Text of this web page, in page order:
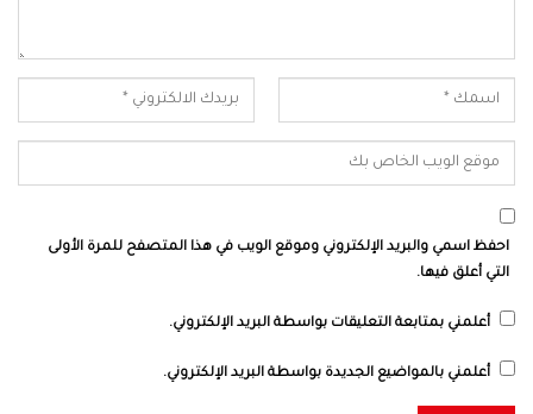
احفظ اسمي والبريد الإلكتروني وموقع الويب في هذا المتصفح للمرة الأولى
التي أعلق فيها.
أعلمني بمتابعة التعليقات بواسطة البريد الإلكتروني.
أعلمني بالمواضيع الجديدة بواسطة البريد الإلكتروني.